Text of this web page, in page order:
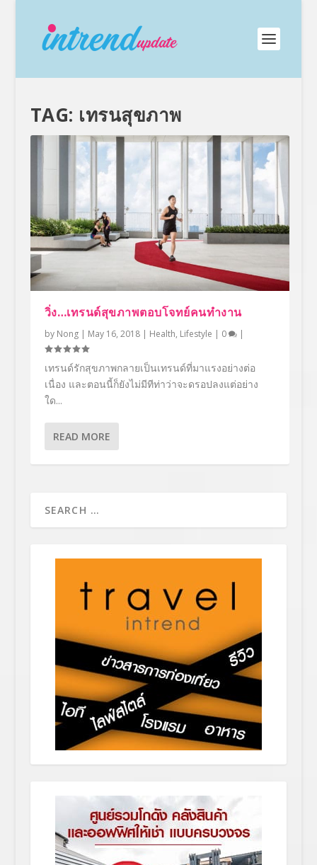
TAG: เทรนสุขภาพ
วิ่ง…เทรนด์สุขภาพตอบโจทย์คนทำงาน
by Nong| May 16, 2018| Health, Lifestyle | 0 |
เทรนด์รักสุขภาพกลายเป็นเทรนด์ที่มาแรงอย่างต่อ
เนื่อง และตอนนี้ก็ยังไม่มีทีท่าว่าจะดรอปลงแต่อย่าง
ใด...
READ MORE